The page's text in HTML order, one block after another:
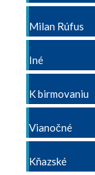
Milan Rúfus
Iné
K birmovaniu
Vianočné
Kňazské